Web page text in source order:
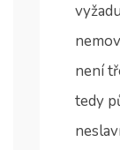
není
tedy